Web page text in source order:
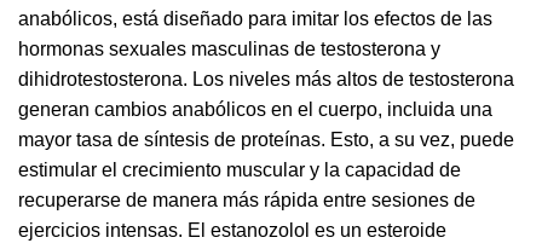
anabólicos, está diseñado para imitar los efectos de las
hormonas sexuales masculinas de testosterona y
dihidrotestosterona. Los niveles más altos de testosterona
generan cambios anabólicos en el cuerpo, incluida una
mayor tasa de síntesis de proteínas. Esto, a su vez, puede
estimular el crecimiento muscular y la capacidad de
recuperarse de manera más rápida entre sesiones de
ejercicios intensas. El estanozolol es un esteroide